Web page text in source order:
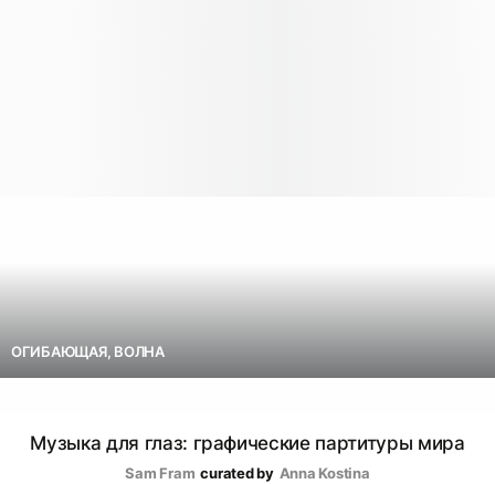
ОГИБАЮЩАЯ, ВОЛНА
Музыка для глаз: графические партитуры мира
Sam Fram curated by Аnna Kostina